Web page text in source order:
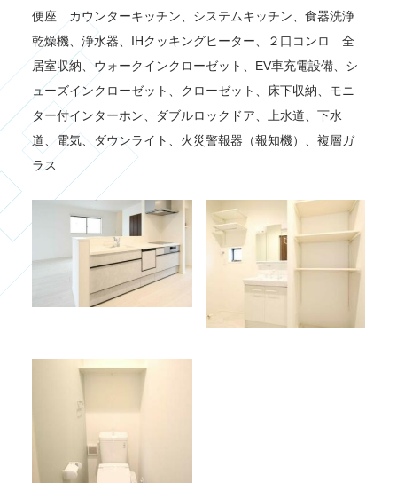
便座 カウンターキッチン、システムキッチン、食器洗浄
乾燥機、浄水器、IHクッキングヒーター、２口コンロ 全
居室収納、ウォークインクローゼット、EV車充電設備、シ
ューズインクローゼット、クローゼット、床下収納、モニ
ター付インターホン、ダブルロックドア、上水道、下水
道、電気、ダウンライト、火災警報器（報知機）、複層ガ
ラス